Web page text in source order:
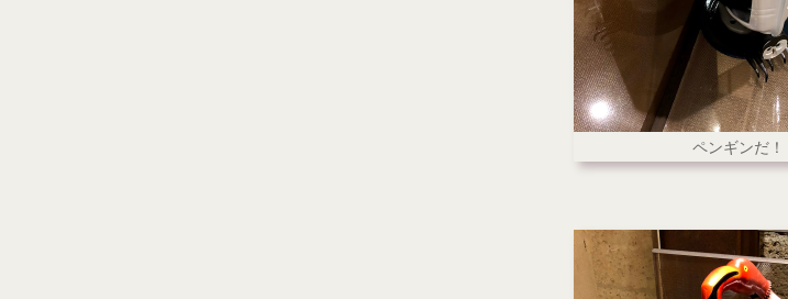
ペンギンだ！